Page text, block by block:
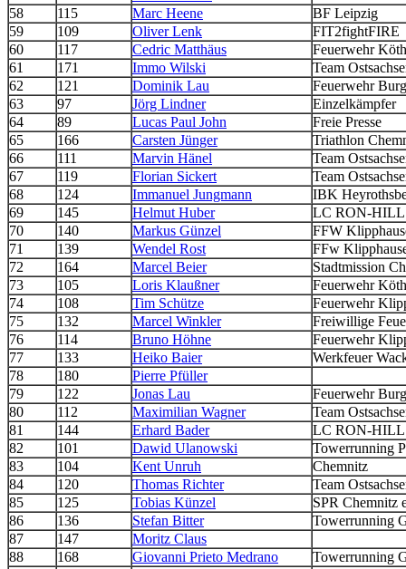
58
115 Marc Heene
BF Leipzig
59
109 Oliver Lenk
FIT2fightFIRE
60
117 Cedric Matthäus
Feuerwehr
61
171 Immo Wilski
Team
62
121 Dominik Lau
Feuerwehr
63
97 Jörg Lindner
Einzelkämpfer
64
89 Lucas Paul John
Freie Presse
65
166 Carsten Jünger
Triathlon
66
111 Marvin Hänel
Team
67
119 Florian Sickert
Team
68
124 Immanuel Jungmann
IBK
69
145 Helmut Huber
LC RON-HILL
70
140 Markus Günzel
FFW
71
139 Wendel Rost
FFw
72
164 Marcel Beier
Stadtmission
73
105 Loris Klaußner
Feuerwehr
74
108 Tim Schütze
Feuerwehr
75
132 Marcel Winkler
Freiwillige
76
114 Bruno Höhne
Feuerwehr
77
133 Heiko Baier
Werkfeuer
78
180
Pierre Pfüller
79
122 Jonas Lau
Feuerwehr
80
112 Maximilian Wagner
Team
81
144 Erhard Bader
LC RON-HILL
82
101 Dawid Ulanowski
Towerrunning
83
104 Kent Unruh
Chemnitz
84
120 Thomas Richter
Team
85
125 Tobias Künzel
SPR Chemnitz
86
136 Stefan Bitter
Towerrunning
87
147
Moritz Claus
88
168 Giovanni Prieto Medrano
Towerrunning